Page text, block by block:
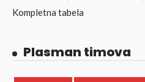
Kompletna tabela
Plasman timova